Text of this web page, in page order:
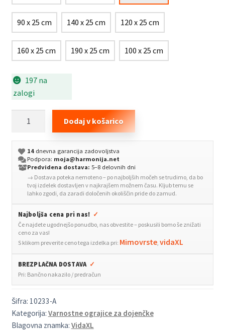
90 x 25 cm 140 x 25 cm 120 x 25 cm
160 x 25 cm 190 x 25 cm 100 x 25 cm
197 na
zalogi
za
malčke
temno
200x25
blago
količina
Dodaj v košarico
14dnevna garancija zadovoljstva
Podpora: moja@harmonija.net
Predvidena dostava: 5–8 delovnih dni
→ Dostava poteka nemoteno – po najboljših močeh se trudimo, da bo
tvoj izdelek dostavljen v najkrajšem možnem času. Kljub temu se
lahko zgodi, da zaradi določenih okoliščin pride do zamud.
Najboljša cena pri nas! ✓
Če najdete ugodnejšo ponudbo, nas obvestite – poskusili bomo še znižati
ceno za vas!
S klikom preverite ceno tega izdelka pri: Mimovrste, vidaXL
BREZPLAČNA DOSTAVA ✓
Pri: Bančno nakazilo / predračun
Šifra: 10233-A
Kategorija: Varnostne ograjice za dojenčke
Blagovna znamka: VidaXL